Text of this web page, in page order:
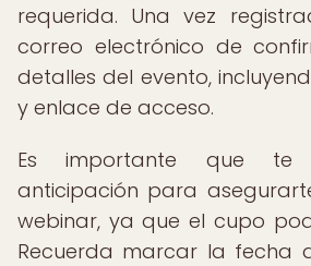
requerida. Una vez
correo electrónico de
detalles del evento,
y enlace de acceso.
Es importante que te
anticipación para
webinar, ya que el cupo
Recuerda marcar la fecha